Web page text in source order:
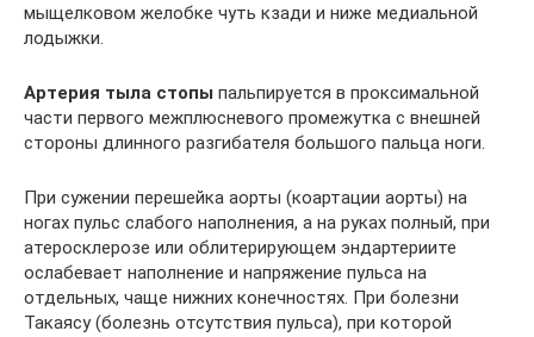
мыщелковом желобке чуть кзади и ниже медиальной
лодыжки.
Артерия тыла стопы пальпируется в проксимальной
части первого межплюсневого промежутка с внешней
стороны длинного разгибателя большого пальца ноги.
При сужении перешейка аорты (коартации аорты) на
ногах пульс слабого наполнения, а на руках полный, при
атеросклерозе или облитерирующем эндартериите
ослабевает наполнение и напряжение пульса на
отдельных, чаще нижних конечностях. При болезни
Такаясу (болезнь отсутствия пульса), при которой